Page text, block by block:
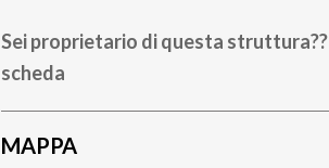
Sei proprietario di questa struttura??
scheda
MAPPA